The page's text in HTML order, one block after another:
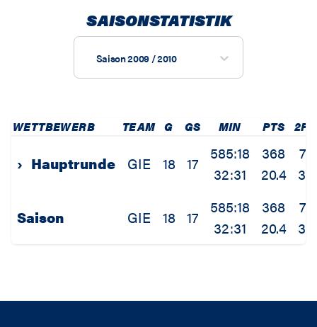
SAISONSTATISTIK
Saison 2009 / 2010
WETTBEWERB TEAM G GS MIN PTS
› Hauptrunde GIE 18 17
585:18
32:31
368
20.4
70
3.9
Saison GIE 18 17
585:18
32:31
368
20.4
70
3.9